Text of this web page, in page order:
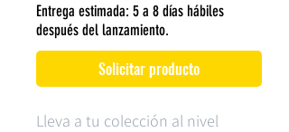
Entrega estimada: 5 a 8 días hábiles
después del lanzamiento.
Solicitar producto
Lleva a tu colección al nivel